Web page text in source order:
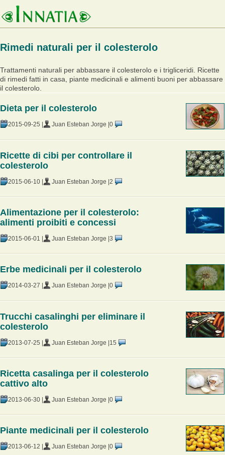
Rimedi naturali per il colesterolo
Trattamenti naturali per abbassare il colesterolo e i trigliceridi. Ricette
di rimedi fatti in casa, piante medicinali e alimenti buoni per abbassare
il colesterolo.
Dieta per il colesterolo
2015-09-25 | Juan Esteban Jorge | 0
Ricette di cibi per controllare il
colesterolo
2015-06-10 | Juan Esteban Jorge | 2
Alimentazione per il colesterolo:
alimenti proibiti e concessi
2015-06-01 | Juan Esteban Jorge | 3
Erbe medicinali per il colesterolo
2014-03-27 | Juan Esteban Jorge | 0
Trucchi casalinghi per eliminare il
colesterolo
2013-07-25 | Juan Esteban Jorge | 15
Ricetta casalinga per il colesterolo
cattivo alto
2013-06-30 | Juan Esteban Jorge | 0
Piante medicinali per il colesterolo
2013-06-12 | Juan Esteban Jorge | 0